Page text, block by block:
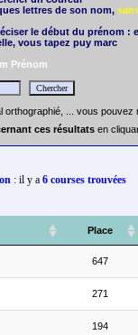
lettres de son nom,
le début du prénom :
vous tapez puy marc
Prénom
orthographié, ... vous pouvez
ces résultats en
: il y a 6 courses trouvées
Place
647
271
194